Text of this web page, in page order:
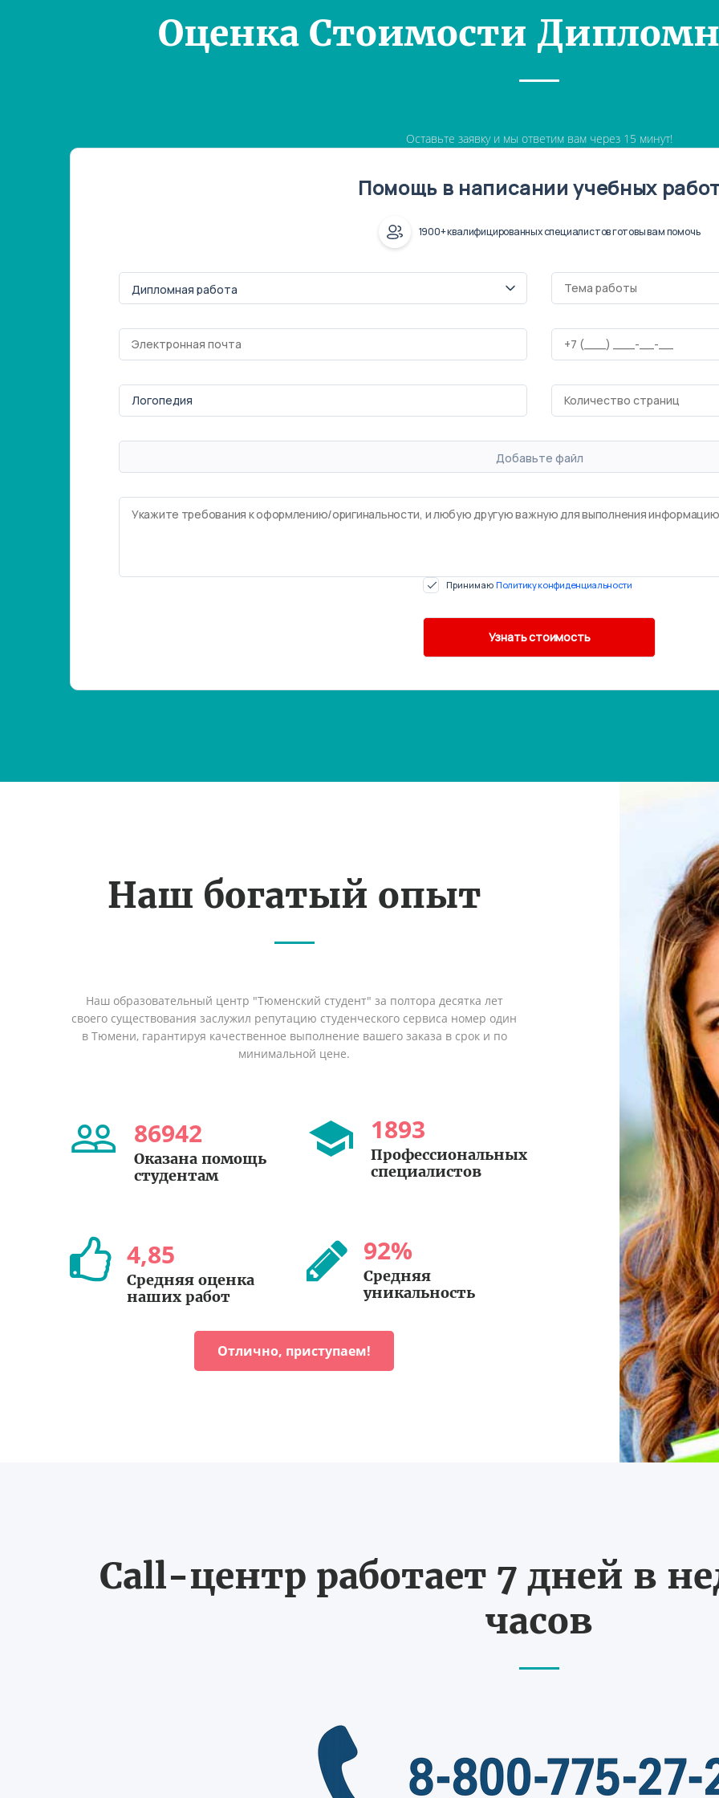
Оценка Стоимости
Оставьте заявку и мы ответим вам через 15 минут!
Помощь в написании учебных
1900+ квалифицированных специалистов готовы вам помочь
Добавьте файл
Принимаю Политику конфиденциальности
Наш богатый опыт
Наш образовательный центр "Тюменский студент" за полтора десятка лет
своего существования заслужил репутацию студенческого сервиса номер один
в Тюмени, гарантируя качественное выполнение вашего заказа в срок и по
минимальной цене.
86942
Оказана помощь
студентам
1893
Профессиональных
специалистов
4,85
Средняя оценка
наших работ
92%
Средняя
уникальность
Отлично, приступаем!
Call-центр работает 7 дней в
часов